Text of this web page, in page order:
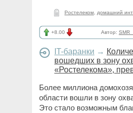
Ростелеком домашний
+8.00 Автор:
IT-баранки →
вошедших в зону
«Ростелекома»,
Более миллиона
области вошли в зону
Это стало возможным